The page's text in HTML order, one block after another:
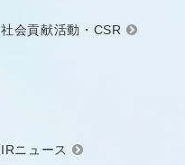
社会貢献活動・CSR
IRニュース